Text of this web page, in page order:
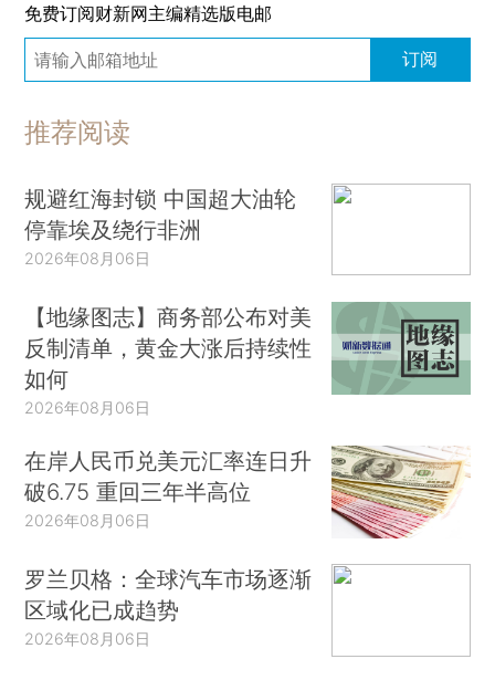
免费订阅财新网主编精选版电邮
订阅
推荐阅读
规避红海封锁 中国超大油轮
停靠埃及绕行非洲
2026年08月06日
【地缘图志】商务部公布对美
反制清单，黄金大涨后持续性
如何
2026年08月06日
在岸人民币兑美元汇率连日升
破6.75 重回三年半高位
2026年08月06日
罗兰贝格：全球汽车市场逐渐
区域化已成趋势
2026年08月06日